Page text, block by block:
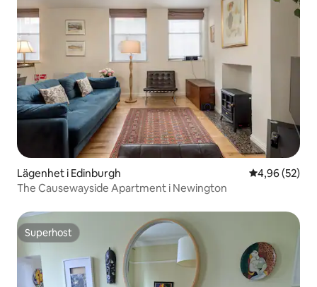
Lägenhet i Edinburgh 4,96 av 5 i
4,96 (52)
The Causewayside Apartment i Newington
Superhost
Superhost